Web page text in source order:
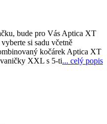
bude pro Vás Aptica XT
si sadu včetně
kočárek Aptica XT
vaničky XXL s 5-ti... celý popis